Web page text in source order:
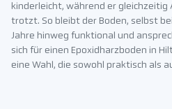
kinderleicht, während er gleichzeitig
trotzt. So bleibt der Boden, selbst
Jahre hinweg funktional und
sich für einen Epoxidharzboden in
eine Wahl, die sowohl praktisch als